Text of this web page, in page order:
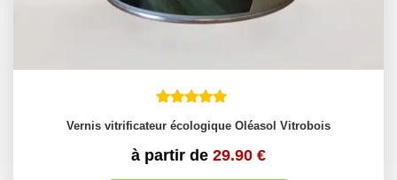
Vernis vitrificateur écologique Oléasol Vitrobois
à partir de 29.90 €